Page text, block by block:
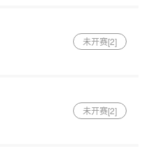
未开赛[2]
未开赛[2]